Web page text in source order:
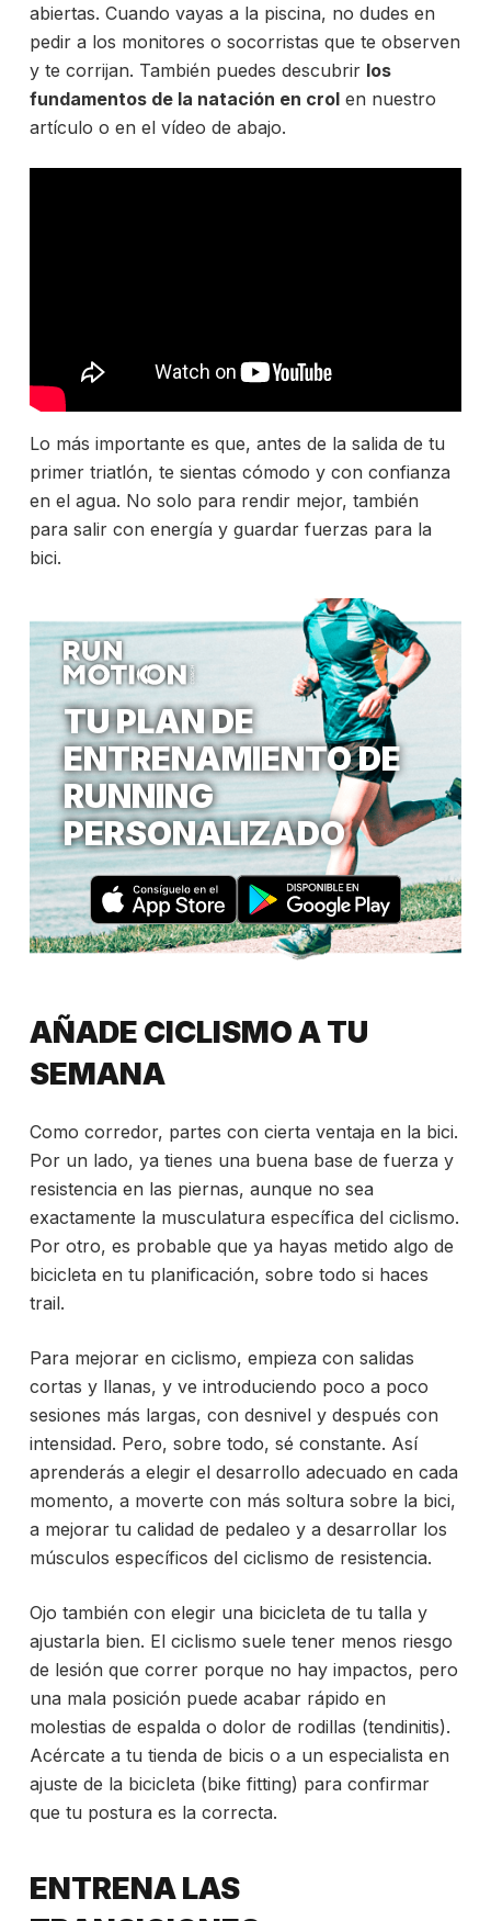
abiertas. Cuando vayas a la piscina, no dudes en
pedir a los monitores o socorristas que te observen
y te corrijan. También puedes descubrir los
fundamentos de la natación en crolen nuestro
artículo o en el vídeo de abajo.
Lo más importante es que, antes de la salida de tu
primer triatlón, te sientas cómodo y con confianza
en el agua. No solo para rendir mejor, también
para salir con energía y guardar fuerzas para la
bici.
TU PLAN DE
ENTRENAMIENTO DE
RUNNING
PERSONALIZADO
AÑADE CICLISMO A TU
SEMANA
Como corredor, partes con cierta ventaja en la bici.
Por un lado, ya tienes una buena base de fuerza y
resistencia en las piernas, aunque no sea
exactamente la musculatura específica del ciclismo.
Por otro, es probable que ya hayas metido algo de
bicicleta en tu planificación, sobre todo si haces
trail.
Para mejorar en ciclismo, empieza con salidas
cortas y llanas, y ve introduciendo poco a poco
sesiones más largas, con desnivel y después con
intensidad. Pero, sobre todo, sé constante. Así
aprenderás a elegir el desarrollo adecuado en cada
momento, a moverte con más soltura sobre la bici,
a mejorar tu calidad de pedaleo y a desarrollar los
músculos específicos del ciclismo de resistencia.
Ojo también con elegir una bicicleta de tu talla y
ajustarla bien. El ciclismo suele tener menos riesgo
de lesión que correr porque no hay impactos, pero
una mala posición puede acabar rápido en
molestias de espalda o dolor de rodillas (tendinitis).
Acércate a tu tienda de bicis o a un especialista en
ajuste de la bicicleta (bike fitting) para confirmar
que tu postura es la correcta.
ENTRENA LAS